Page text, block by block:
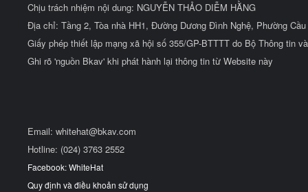
Chịu trách nhiệm nội dung: NGUYỄN THẢO DIỄM HẰNG
Địa chỉ: Tầng 2, Tòa nhà HH1, Đường Dương Đình Nghệ, Phường
Giấy phép thiết lập mạng xã hội số 355/GP-BTTTT do Bộ Thông tin
Ghi rõ 'nguồn Bkav' khi phát hành lại thông tin từ Website này
Email: whitehat@bkav.com
Hotline: (024) 3763 2552
Facebook: WhiteHat
Quy định và điều khoản sử dụng